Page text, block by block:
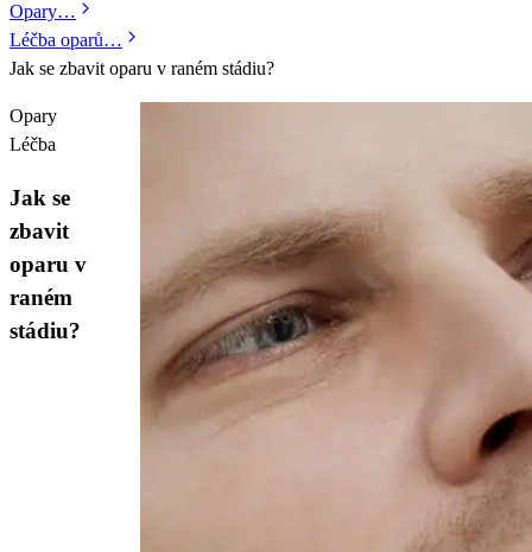
Opary…
Léčba oparů…
Jak se zbavit oparu v raném stádiu?
Opary
Léčba
Jak se
zbavit
oparu v
raném
stádiu?